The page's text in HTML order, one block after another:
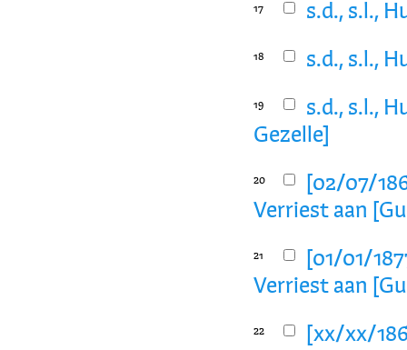
17 s.d., s.l.,
18 s.d., s.l.,
19
s.d., s.l.,
Gezelle]
20
[02/07/
Verriest aan
21
[01/01/
Verriest aan
22
[xx/xx/